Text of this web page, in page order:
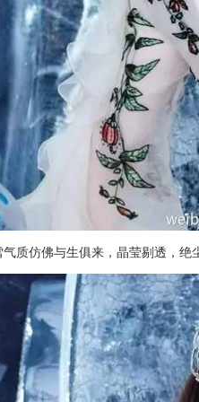
气质仿佛与生俱来，晶莹剔透，绝